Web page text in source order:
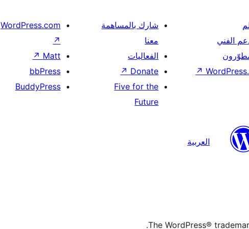
الفني
↗
شارك بالمساهمة
معنا
الفعاليات
Donate
↗
Five for the
Future
WordPress.com
↗
Matt
↗
bbPress
BuddyPress
العربية
The WordPress®